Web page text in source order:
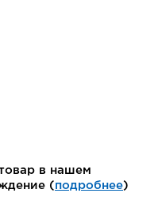
в нашем
(подробнее)